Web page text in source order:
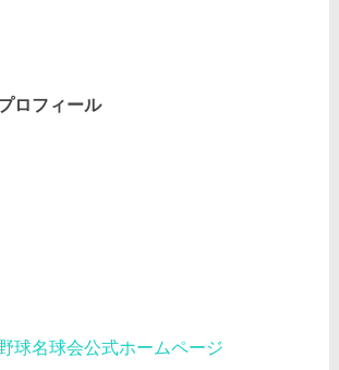
ロフィール
球名球会公式ホームページ